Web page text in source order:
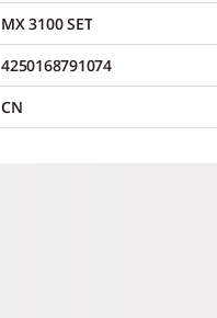
MX 3100 SET
4250168791074
CN